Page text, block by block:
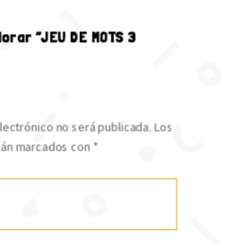
“JEU DE MOTS 3
no será publicada. Los
marcados con *